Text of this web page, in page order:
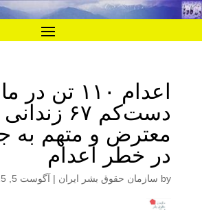
اعدام ۱۱۰ تن
دست‌کم ۶۷
معترض و متهم به
در خطر اعدام
by سازمان حقوق بشر ایران | آگوست 5, 2025 10:01 ب.ظ